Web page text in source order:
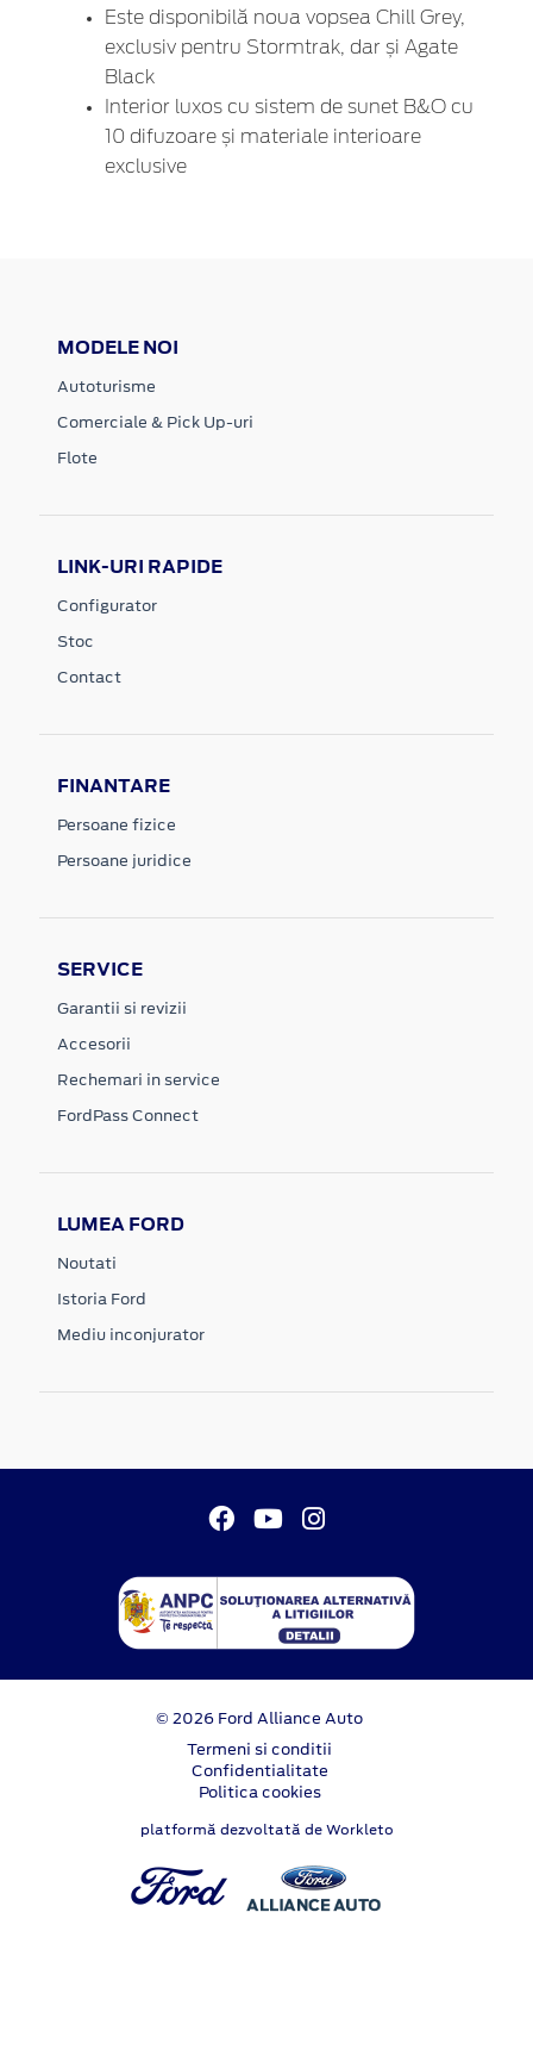
Este disponibilă noua vopsea Chill Grey,
exclusiv pentru Stormtrak, dar și Agate
Black
Interior luxos cu sistem de sunet B&O cu
10 difuzoare și materiale interioare
exclusive
MODELE NOI
Autoturisme
Comerciale & Pick Up-uri
Flote
LINK-URI RAPIDE
Configurator
Stoc
Contact
FINANTARE
Persoane fizice
Persoane juridice
SERVICE
Garantii si revizii
Accesorii
Rechemari in service
FordPass Connect
LUMEA FORD
Noutati
Istoria Ford
Mediu inconjurator
© 2026 Ford Alliance Auto
Termeni si conditii
Confidentialitate
Politica cookies
platformă dezvoltată de Workleto